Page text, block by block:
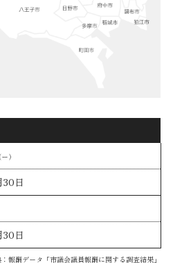
）
日
日
報酬データ「市議会議員報酬に関する調査結果」